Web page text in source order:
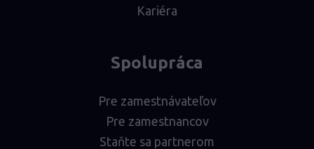
Kariéra
Spolupráca
Pre zamestnávateľov
Pre zamestnancov
Staňte sa partnerom